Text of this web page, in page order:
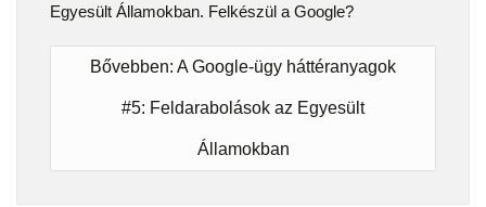
Egyesült Államokban. Felkészül a Google?
Bővebben: A Google-ügy háttéranyagok
#5: Feldarabolások az Egyesült
Államokban